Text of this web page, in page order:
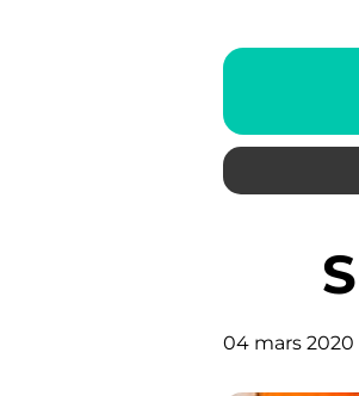
04 mars 2020